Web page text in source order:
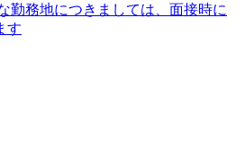
勤務地につきましては、面接時に
す